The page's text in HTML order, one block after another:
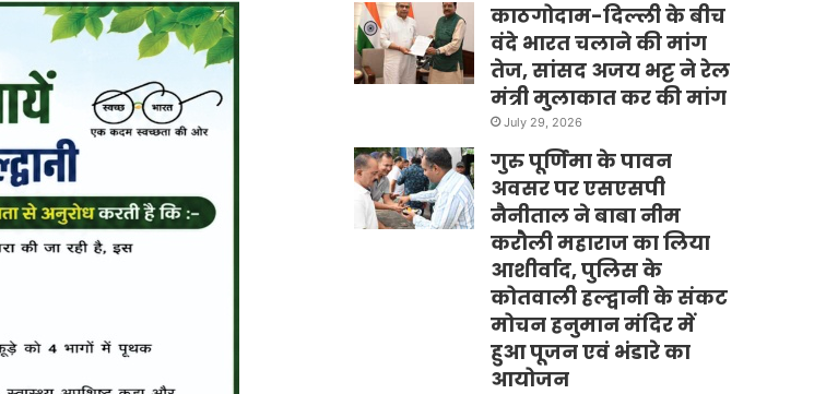
काठगोदाम-दिल्ली के बीच
वंदे भारत चलाने की मांग
तेज, सांसद अजय भट्ट ने रेल
मंत्री मुलाकात कर की मांग
July 29, 2026
गुरु पूर्णिमा के पावन
अवसर पर एसएसपी
नैनीताल ने बाबा नीम
करौली महाराज का लिया
आशीर्वाद, पुलिस के
कोतवाली हल्द्वानी के संकट
मोचन हनुमान मंदिर में
हुआ पूजन एवं भंडारे का
आयोजन